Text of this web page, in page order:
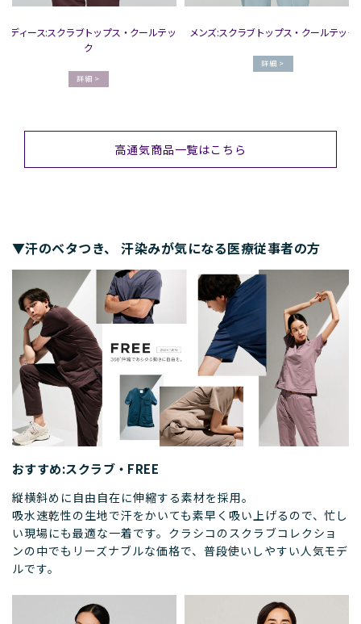
レディース:スクラブトップス・クールテッ
ク
詳細 >
メンズ:スクラブトップス・クールテック
詳細 >
高通気商品一覧はこちら
▼汗のベタつき、 汗染みが気になる医療従事者の方
おすすめ:スクラブ・FREE
縦横斜めに自由自在に伸縮する素材を採用。
吸水速乾性の生地で汗をかいても素早く吸い上げるので、忙し
い現場にも最適な一着です。クラシコのスクラブコレクショ
ンの中でもリーズナブルな価格で、普段使いしやすい人気モデ
ルです。